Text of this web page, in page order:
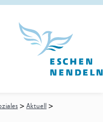
> Aktuell >